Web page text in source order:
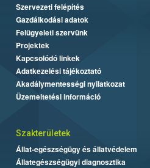
Szervezeti felépítés
Gazdálkodási adatok
Felügyeleti szervünk
Projektek
Kapcsolódó linkek
Adatkezelési tájékoztató
Akadálymentességi nyilatkozat
Üzemeltetési információ
Szakterületek
Állat-egészségügy és állatvédelem
Állategészségügyi diagnosztika